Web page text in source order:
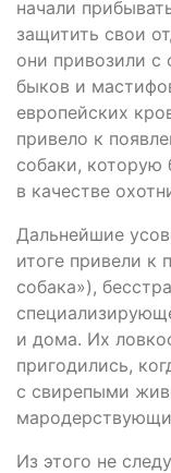
начали
защитить свои
они привозили с
быков и
европейских
привело к
собаки, которую
в качестве
Дальнейшие
итоге привели к
собака»),
и дома. Их
пригодились,
с свирепыми
Из этого не